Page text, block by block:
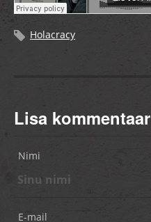
Holacracy
Lisa kommentaar
Nimi
E-mail